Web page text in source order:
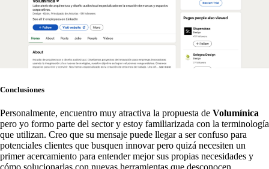
Conclusiones
Personalmente, encuentro muy atractiva la propuesta de Volumínica
pero yo formo parte del sector y estoy familiarizada con la terminología
que utilizan. Creo que su mensaje puede llegar a ser confuso para
potenciales clientes que busquen innovar pero quizá necesiten un
primer acercamiento para entender mejor sus propias necesidades y